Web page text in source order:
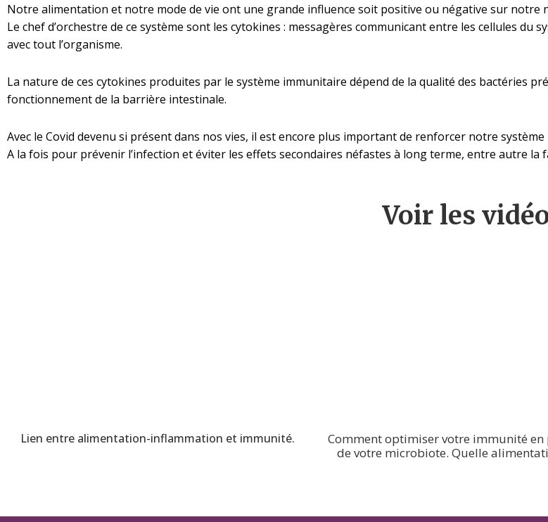
Notre alimentation et notre mode de vie ont une grande influence soit positive ou négative sur notre
Le chef d’orchestre de ce système sont les cytokines : messagères communicant entre les cellules
avec tout l’organisme.
La nature de ces cytokines produites par le système immunitaire dépend de la qualité des bactéries
fonctionnement de la barrière intestinale.
Avec le Covid devenu si présent dans nos vies, il est encore plus important de renforcer notre
A la fois pour prévenir l’infection et éviter les effets secondaires néfastes à long terme, entre autre la
Voir les
Lien entre alimentation-inflammation et immunité.
Comment optimiser votre immunité en
de votre microbiote. Quelle